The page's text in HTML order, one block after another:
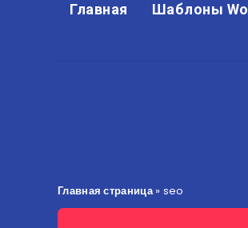
Главная Шаблоны
Главная страница» seo